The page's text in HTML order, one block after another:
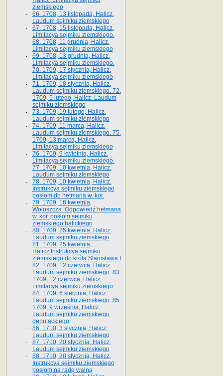
ziemskiego
66. 1708, 13 listopada, Halicz.
Laudum sejmiku ziemskiego
67. 1708, 15 listopada, Halicz.
Limitacya sejmiku ziemskiego.
68. 1708, 11 grudnia, Halicz.
Limitacya sejmiku ziemskiego
69. 1708, 13 grudnia, Halicz.
Limitacya sejmiku ziemskiego.
70. 1709, 17 stycznia, Halicz.
Limitacya sejmiku ziemskiego
71. 1709, 18 stycznia, Halicz.
Laudum sejmiku ziemskiego. 72.
1709, 5 lutego, Halicz. Laudum
sejmiku ziemskiego
73. 1709, 19 lutego, Halicz.
Laudum sejmiku ziemskiego
74. 1709, 11 marca, Halicz.
Laudum sejmiku ziemskiego. 75.
1709, 13 marca, Halicz.
Limitacya sejmiku ziemskiego
76. 1709, 9 kwietnia, Halicz.
Limitacya sejmiku ziemskiego.
77. 1709, 10 kwietnia, Halicz.
Laudum sejmiku ziemskiego
78. 1709, 10 kwietnia, Halicz.
Instrukcya sejmiku ziemskiego
posłom do hetmana w. kor.
79. 1709, 18 kwietnia,
Wołoszcza. Odpowiedź hetmana
w. kor. posłom sejmiku
ziemskiego halickiego
80. 1709, 25 kwietnia, Halicz.
Laudum sejmiku ziemskiego
81. 1709, 25 kwietnia,
Halicz.Instrukcya sejmiku
ziemskiego do króla Stanisława I
82. 1709, 12 czerwca, Halicz.
Laudum sejmiku ziemskiego. 83.
1709, 12 czerwca, Halicz.
Limitacya sejmiku ziemskiego
84. 1709, 6 sierpnia, Halicz.
Laudum sejmiku ziemskiego. 85.
1709, 9 września, Halicz.
Laudum sejmiku ziemskiego
deputackiego
86. 1710, 3 stycznia, Halicz.
Laudum sejmiku ziemskiego
87. 1710, 20 stycznia, Halicz.
Laudum sejmiku ziemskiego
88. 1710, 20 stycznia, Halicz.
Instrukcya sejmiku ziemskiego
posłom na radę walną